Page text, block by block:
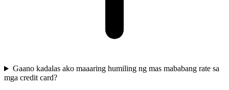
Gaano kadalas ako maaaring humiling ng mas mababang rate sa
mga credit card?